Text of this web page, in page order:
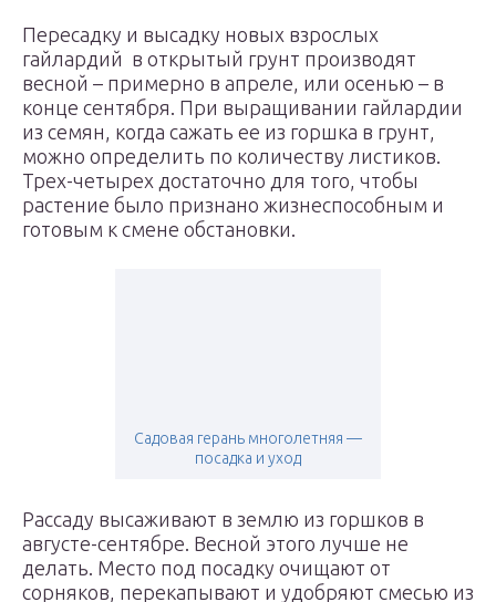
Пересадку и высадку новых взрослых
гайлардий в открытый грунт производят
весной – примерно в апреле, или осенью – в
конце сентября. При выращивании гайлардии
из семян, когда сажать ее из горшка в грунт,
можно определить по количеству листиков.
Трех-четырех достаточно для того, чтобы
растение было признано жизнеспособным и
готовым к смене обстановки.
Садовая герань многолетняя —
посадка и уход
Рассаду высаживают в землю из горшков в
августе-сентябре. Весной этого лучше не
делать. Место под посадку очищают от
сорняков, перекапывают и удобряют смесью из